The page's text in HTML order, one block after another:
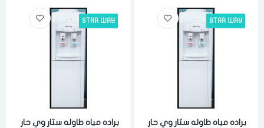
STAR WAY
براده مياه طاوله ستار وي حار
STAR WAY
براده مياه طاوله ستار وي حار